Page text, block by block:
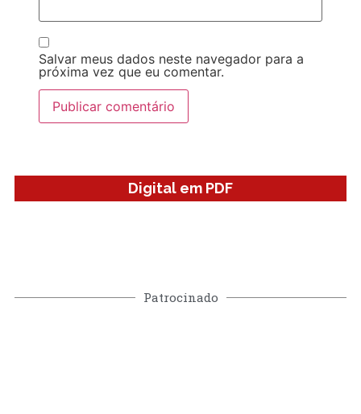
Salvar meus dados neste navegador para a
próxima vez que eu comentar.
Digital em PDF
Patrocinado